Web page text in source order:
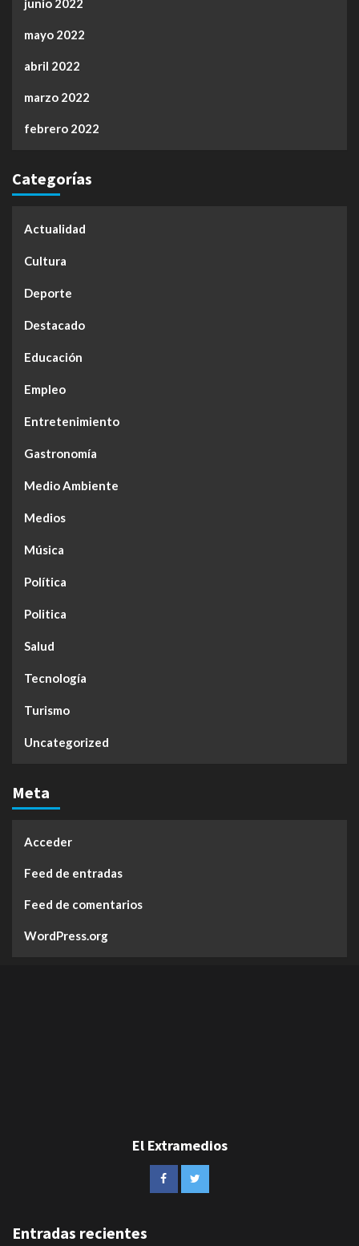
mayo 2022
abril 2022
marzo 2022
febrero 2022
Categorías
Actualidad
Cultura
Deporte
Destacado
Educación
Empleo
Entretenimiento
Gastronomía
Medio Ambiente
Medios
Música
Política
Politica
Salud
Tecnología
Turismo
Uncategorized
Meta
Acceder
Feed de entradas
Feed de comentarios
WordPress.org
El Extramedios
Entradas recientes